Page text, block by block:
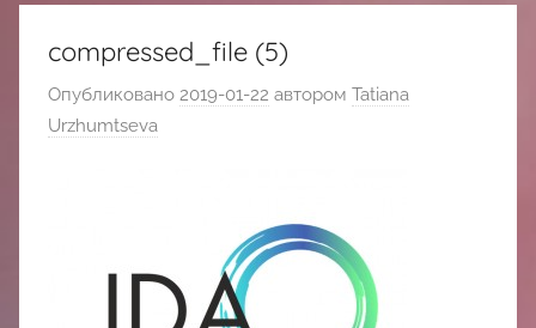
罗
斯
ПЕКИНЕ
compressed_file (5)
Опубликовано 2019-01-22 автором Tatiana
Urzhumtseva